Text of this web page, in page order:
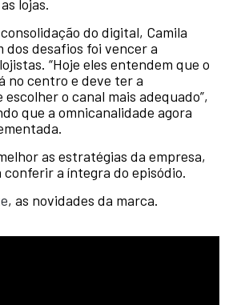
lojas.
do digital, Camila
dos desafios foi vencer a
“Hoje eles entendem que o
no centro e deve ter a
o canal mais adequado”,
que a omnicanalidade agora
as estratégias da empresa,
conferir a íntegra do episódio.
, as novidades da marca.